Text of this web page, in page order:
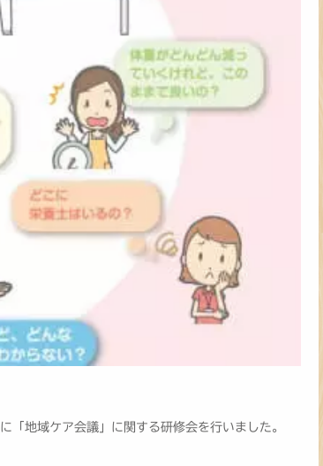
地域ケア会議」に関する研修会を行いました。